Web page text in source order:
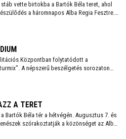
vette birtokba a Bartók Béla teret, ahol
a háromnapos Alba Regia Fesztre.
estig a jazz számos formája
időben érkezni és elfoglalni egy
Központban folytatódott a
A népszerű beszélgetés sorozaton
vendégek tisztelték meg a Viktória Pódium
A TERET
Bartók Béla tér a hétvégén. Augusztus 7. és
szórakoztatják a közönséget az Alba
többek között az Oláh Dezső Vibratone